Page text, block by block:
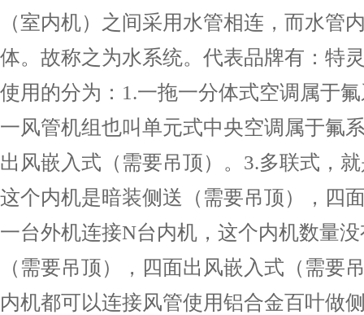
（室内机）之间采用水管相连，而水
体。故称之为水系统。代表品牌有：特
使用的分为：1.一拖一分体式空调属于
一风管机组也叫单元式中央空调属于氟
出风嵌入式（需要吊顶）。3.多联式，
这个内机是暗装侧送（需要吊顶），四
一台外机连接N台内机，这个内机数量
（需要吊顶），四面出风嵌入式（需要
内机都可以连接风管使用铝合金百叶做